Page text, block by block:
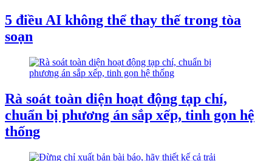
5 điều AI không thể thay thế trong tòa
soạn
Rà soát toàn diện hoạt động tạp chí,
chuẩn bị phương án sắp xếp, tinh gọn hệ
thống